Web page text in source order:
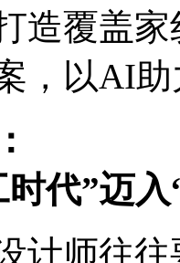
打造覆
，以AI
代”迈
设计师往